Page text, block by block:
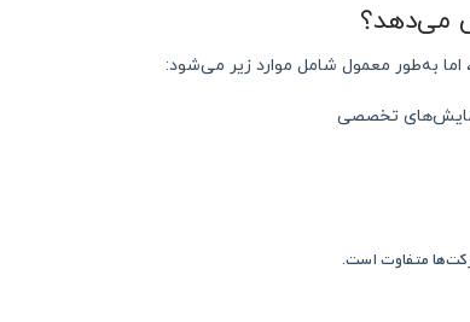
می‌دهد؟
به‌طور معمول شامل موارد زیر می‌شود:
متفاوت است.